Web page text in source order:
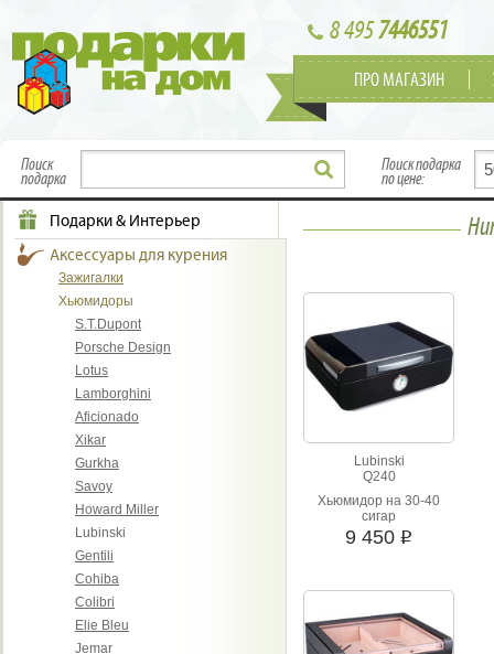
8 4957446551
ПРО МАГАЗИН
Поиск
подарка
Поиск подарка
по цене:
Подарки & Интерьер
Аксессуары для курения
Зажигалки
Хьюмидоры
S.T.Dupont
Porsche Design
Lotus
Lamborghini
Aficionado
Xikar
Gurkha
Savoy
Howard Miller
Lubinski
Gentili
Cohiba
Colibri
Elie Bleu
Jemar
Lubinski
Q240
Хьюмидор на 30-40
сигар
9 450 i